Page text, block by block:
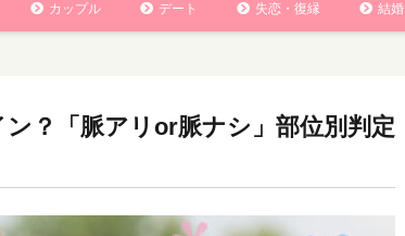
カップル デート 失恋・復縁 結婚
？「脈アリor脈ナシ」部位別判定